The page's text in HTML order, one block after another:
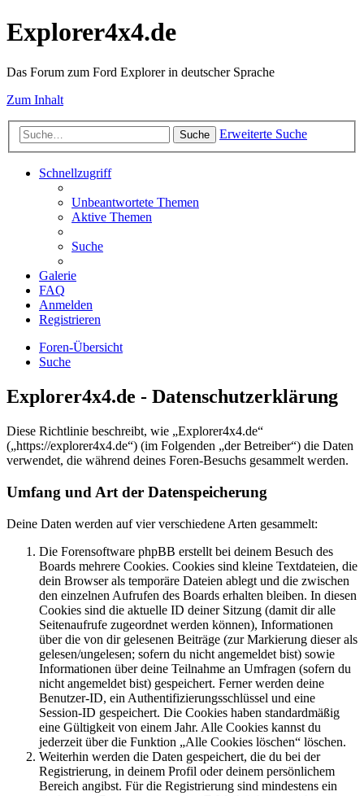
Explorer4x4.de
Das Forum zum Ford Explorer in deutscher Sprache
Zum Inhalt
Suche Erweiterte Suche
Schnellzugriff
Unbeantwortete Themen
Aktive Themen
Suche
Galerie
FAQ
Anmelden
Registrieren
Foren-Übersicht
Suche
Explorer4x4.de - Datenschutzerklärung
Diese Richtlinie beschreibt, wie „Explorer4x4.de“
(„https://explorer4x4.de“) (im Folgenden „der Betreiber“) die Daten
verwendet, die während deines Foren-Besuchs gesammelt werden.
Umfang und Art der Datenspeicherung
Deine Daten werden auf vier verschiedene Arten gesammelt:
Die Forensoftware phpBB erstellt bei deinem Besuch des
Boards mehrere Cookies. Cookies sind kleine Textdateien, die
dein Browser als temporäre Dateien ablegt und die zwischen
den einzelnen Aufrufen des Boards erhalten bleiben. In diesen
Cookies sind die aktuelle ID deiner Sitzung (damit dir alle
Seitenaufrufe zugeordnet werden können), Informationen
über die von dir gelesenen Beiträge (zur Markierung dieser als
gelesen/ungelesen; sofern du nicht angemeldet bist) sowie
Informationen über deine Teilnahme an Umfragen (sofern du
nicht angemeldet bist) gespeichert. Ferner werden deine
Benutzer-ID, ein Authentifizierungsschlüssel und eine
Session-ID gespeichert. Die Cookies haben standardmäßig
eine Gültigkeit von einem Jahr. Alle Cookies kannst du
jederzeit über die Funktion „Alle Cookies löschen“ löschen.
Weiterhin werden die Daten gespeichert, die du bei der
Registrierung, in deinem Profil oder deinem persönlichem
Bereich angibst. Für die Registrierung sind mindestens ein